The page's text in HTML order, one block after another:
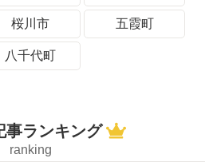
桜川市 五霞町
八千代町
事ランキング
ranking